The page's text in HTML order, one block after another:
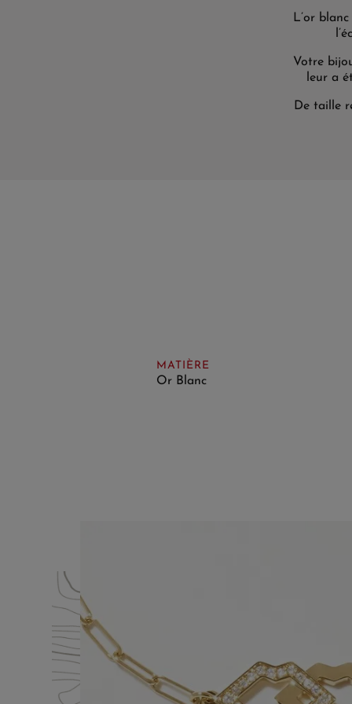
L’or
Votre
leur a
De taille
MATIÈRE
Or Blanc